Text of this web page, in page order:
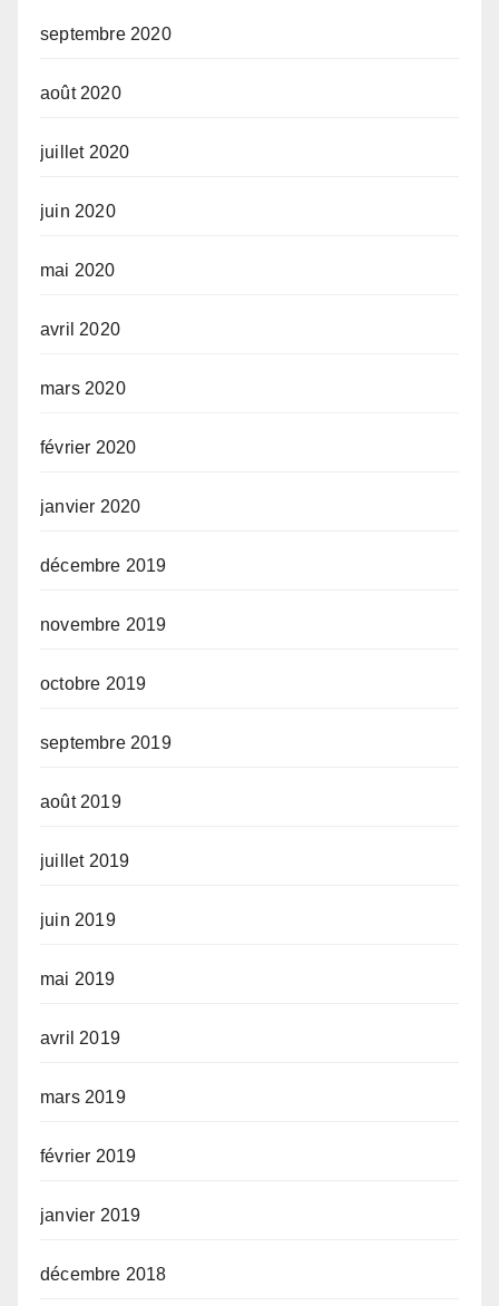
septembre 2020
août 2020
juillet 2020
juin 2020
mai 2020
avril 2020
mars 2020
février 2020
janvier 2020
décembre 2019
novembre 2019
octobre 2019
septembre 2019
août 2019
juillet 2019
juin 2019
mai 2019
avril 2019
mars 2019
février 2019
janvier 2019
décembre 2018